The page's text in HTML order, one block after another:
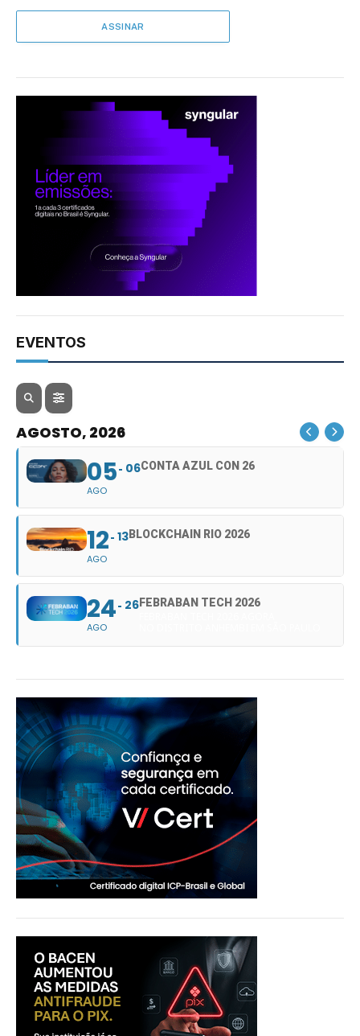
EVENTOS
AGOSTO, 2026
05
AGO
06CONTA AZUL CON 26
12
AGO
13BLOCKCHAIN RIO 2026
24
AGO
26FEBRABAN TECH 2026